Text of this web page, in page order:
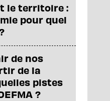
le territoire :
pour quel
de nos
de la
pistes
?